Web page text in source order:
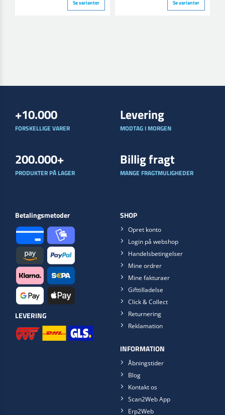
Se varianter Se varianter
+10.000
FORSKELLIGE VARER
Levering
MODTAG I MORGEN
200.000+
PRODUKTER PÅ LAGER
Billig fragt
MANGE FRAGTMULIGHEDER
Betalingsmetoder
LEVERING
SHOP
Opret konto
Login på webshop
Handelsbetingelser
Mine ordrer
Mine fakturaer
Gifttilladelse
Click & Collect
Returnering
Reklamation
INFORMATION
Åbningstider
Blog
Kontakt os
Scan2Web App
Erp2Web